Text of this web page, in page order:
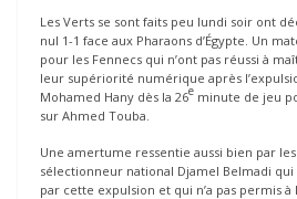
Les Verts se sont faits peu lundi soir ont
nul 1-1 face aux Pharaons d’Égypte. Un
pour les Fennecs qui n’ont pas réussi à
leur supériorité numérique après
Mohamed Hany dès la 26e minute de jeu
sur Ahmed Touba.
Une amertume ressentie aussi bien par
sélectionneur national Djamel Belmadi
par cette expulsion et qui n’a pas permis à